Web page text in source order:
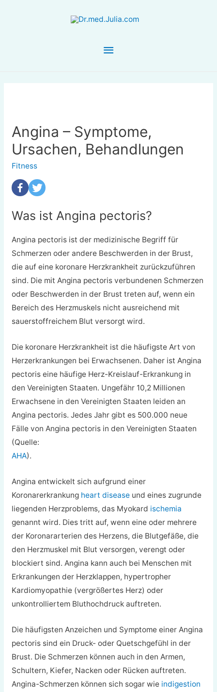
Hauptmenü
Angina – Symptome,
Ursachen, Behandlungen
Fitness
Was ist Angina pectoris?
Angina pectoris ist der medizinische Begriff für
Schmerzen oder andere Beschwerden in der Brust,
die auf eine koronare Herzkrankheit zurückzuführen
sind. Die mit Angina pectoris verbundenen Schmerzen
oder Beschwerden in der Brust treten auf, wenn ein
Bereich des Herzmuskels nicht ausreichend mit
sauerstoffreichem Blut versorgt wird.
Die koronare Herzkrankheit ist die häufigste Art von
Herzerkrankungen bei Erwachsenen. Daher ist Angina
pectoris eine häufige Herz-Kreislauf-Erkrankung in
den Vereinigten Staaten. Ungefähr 10,2 Millionen
Erwachsene in den Vereinigten Staaten leiden an
Angina pectoris. Jedes Jahr gibt es 500.000 neue
Fälle von Angina pectoris in den Vereinigten Staaten
(Quelle:
AHA).
Angina entwickelt sich aufgrund einer
Koronarerkrankung heart diseaseund eines zugrunde
liegenden Herzproblems, das Myokard ischemia
genannt wird. Dies tritt auf, wenn eine oder mehrere
der Koronararterien des Herzens, die Blutgefäße, die
den Herzmuskel mit Blut versorgen, verengt oder
blockiert sind. Angina kann auch bei Menschen mit
Erkrankungen der Herzklappen, hypertropher
Kardiomyopathie (vergrößertes Herz) oder
unkontrolliertem Bluthochdruck auftreten.
Die häufigsten Anzeichen und Symptome einer Angina
pectoris sind ein Druck- oder Quetschgefühl in der
Brust. Die Schmerzen können auch in den Armen,
Schultern, Kiefer, Nacken oder Rücken auftreten.
Angina-Schmerzen können sich sogar wie indigestion